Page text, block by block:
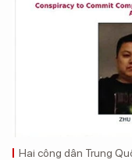
Hai công dân Trung